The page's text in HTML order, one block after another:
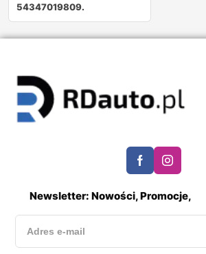
54347019809.
Newsletter: Nowości, Promocje,